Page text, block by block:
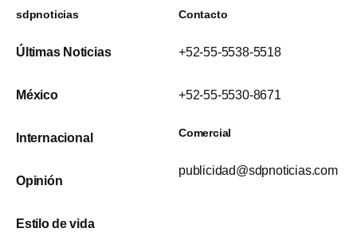
sdpnoticias
Últimas Noticias
México
Internacional
Opinión
Estilo de vida
Contacto
+52-55-5538-5518
+52-55-5530-8671
Comercial
publicidad@sdpnoticias.com